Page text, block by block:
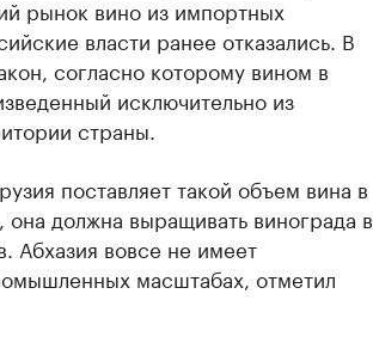
рынок вино из импортных
власти ранее отказались. В
согласно которому вином в
исключительно из
страны.
поставляет такой объем вина в
должна выращивать винограда в
Абхазия вовсе не имеет
масштабах, отметил